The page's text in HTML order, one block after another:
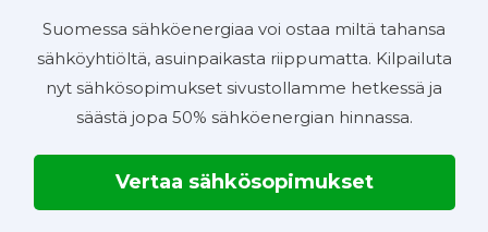
Suomessa sähköenergiaa voi ostaa miltä tahansa
sähköyhtiöltä, asuinpaikasta riippumatta. Kilpailuta
nyt sähkösopimukset sivustollamme hetkessä ja
säästä jopa 50% sähköenergian hinnassa.
Vertaa sähkösopimukset